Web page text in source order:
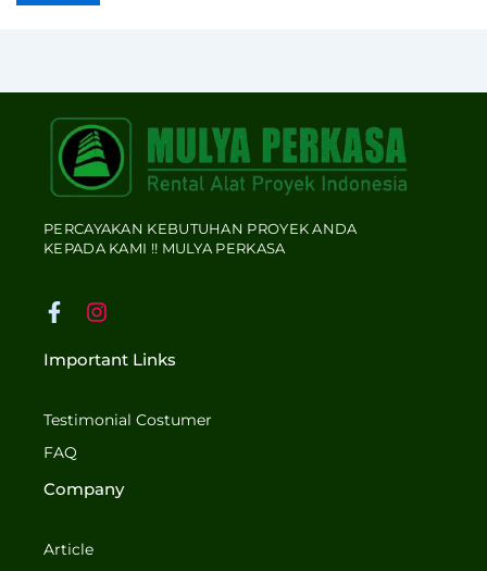
PERCAYAKAN KEBUTUHAN PROYEK ANDA
KEPADA KAMI !! MULYA PERKASA
F
c
o
o
k
-
I
s
g
m
Important Links
Testimonial Costumer
FAQ
Company
Article